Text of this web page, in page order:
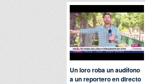
Un loro roba un audífono
a un reportero en directo